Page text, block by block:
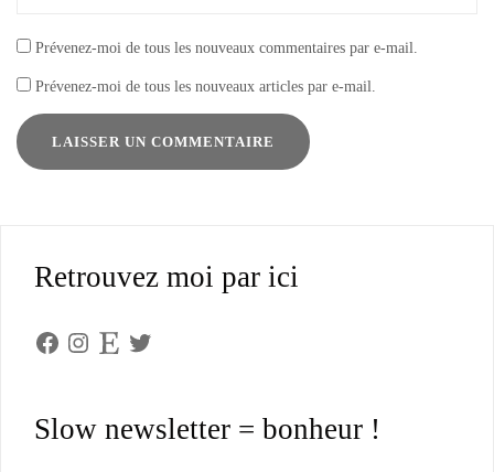
Prévenez-moi de tous les nouveaux commentaires par e-mail.
Prévenez-moi de tous les nouveaux articles par e-mail.
Retrouvez moi par ici
Facebook
Instagram
Etsy Twitter
Slow newsletter = bonheur !